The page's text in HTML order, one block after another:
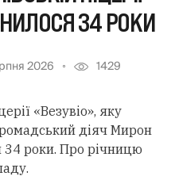
34 РОКИ
2026 1429
«Везувіо», яку
діяч Мирон
34 роки. Про річницю